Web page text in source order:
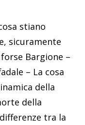
stiano
sicuramente
Bargione –
– La cosa
della
della
tra la